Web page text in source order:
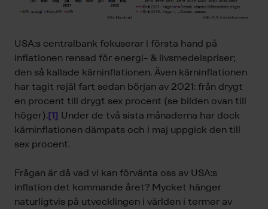
USA:s centralbank fokuserar i första hand på
inflationen rensad för energi- & livsmedelspriser;
den så kallade kärninflationen. Även kärninflationen
har tagit rejäl fart sedan början av 2021: från drygt
en procent till drygt sex procent (se bilden ovan till
höger).[1] Under de två sista månaderna har dock
kärninflationen dämpats och i maj uppgick den till
sex procent.
Frågan är då vad vi kan förvänta oss av USA:s
inflation det kommande året? Mycket hänger
naturligtvis på utvecklingen i världen i termer av